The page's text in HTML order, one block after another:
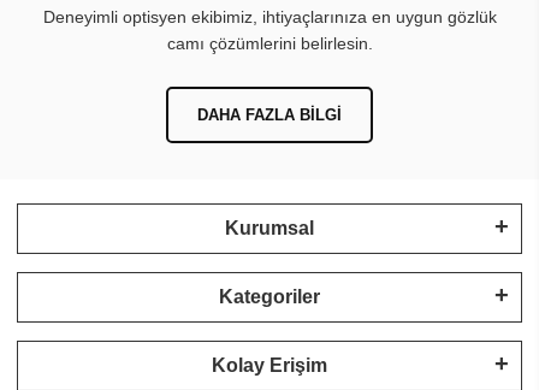
Deneyimli optisyen ekibimiz, ihtiyaçlarınıza en uygun gözlük
camı çözümlerini belirlesin.
DAHA FAZLA BILGI
Kurumsal
Kategoriler
Kolay Erişim